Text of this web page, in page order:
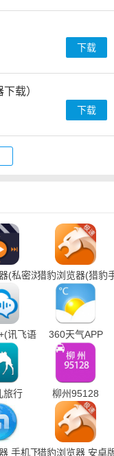
下载
载）
下载
(私密浏览器手机下载)
猎豹浏览器(猎豹
讯飞语音输入法手机下
360天气APP
旅行 柳州95128
手机下载猎豹浏览器 安卓